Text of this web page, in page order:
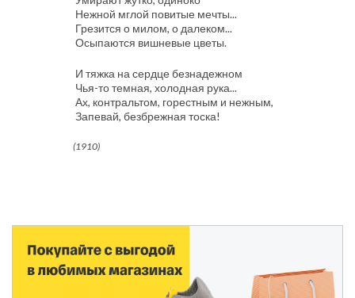
Нежной мглой повитые мечты...
Грезится о милом, о далеком...
Осыпаются вишневые цветы.
И тяжка на сердце безнадежном
Чья-то темная, холодная рука...
Ах, контральтом, горестным и нежным,
Запевай, безбрежная тоска!
(1910)